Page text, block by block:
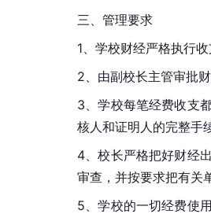
三、管理要求
1、学校财经严格执行
2、由副校长主管审批
3、学校每笔经费收支
核人和证明人的完整手
4、校长严格把好财经
审查，并按要求把有关
5、学校的一切经费使